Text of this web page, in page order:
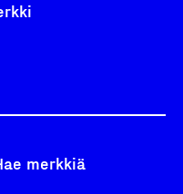
merkkiä